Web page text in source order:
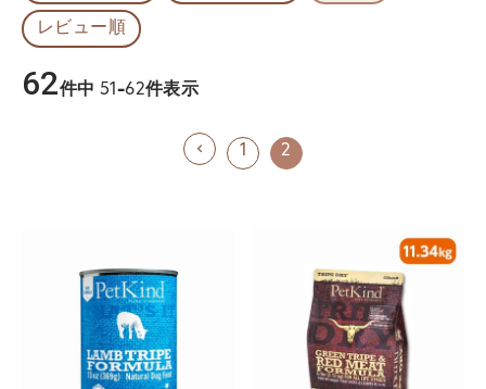
レビュー順
62件中 51-62件表示
1 2